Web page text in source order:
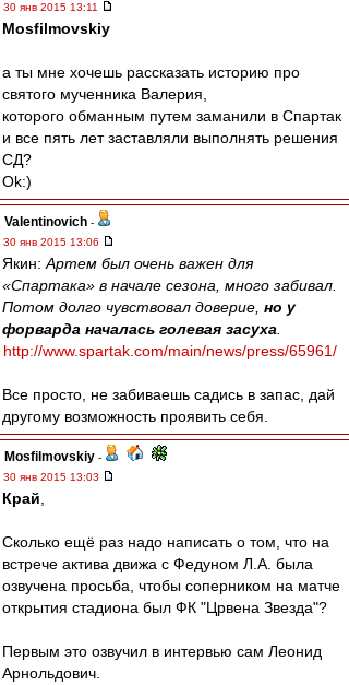
30 янв 2015 13:11
Mosfilmovskiy
а ты мне хочешь рассказать историю про
святого мученника Валерия,
которого обманным путем заманили в Спартак
и все пять лет заставляли выполнять решения
СД?
Ok:)
Valentinovich -
30 янв 2015 13:06
Якин: Артем был очень важен для
«Спартака» в начале сезона, много забивал.
Потом долго чувствовал доверие, но у
форварда началась голевая засуха
http://www.spartak.com/main/news/press/65961/
Все просто, не забиваешь садись в запас, дай
другому возможность проявить себя.
Mosfilmovskiy -
30 янв 2015 13:03
Край
Сколько ещё раз надо написать о том, что на
встрече актива движа с Федуном Л.А. была
озвучена просьба, чтобы соперником на матче
открытия стадиона был ФК "Црвена Звезда"?
Первым это озвучил в интервью сам Леонид
Арнольдович.